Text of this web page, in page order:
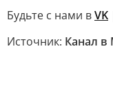
Будьте с нами вVK
Источник: Канал в